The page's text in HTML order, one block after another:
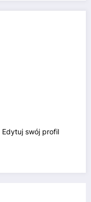
Edytuj swój profil